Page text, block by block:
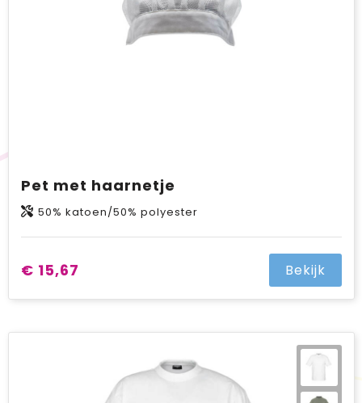
Pet met haarnetje
50% katoen/50% polyester
€ 15,67 Bekijk